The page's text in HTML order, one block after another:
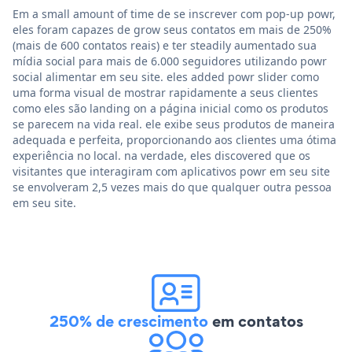
Em a small amount of time de se inscrever com pop-up powr,
eles foram capazes de grow seus contatos em mais de 250%
(mais de 600 contatos reais) e ter steadily aumentado sua
mídia social para mais de 6.000 seguidores utilizando powr
social alimentar em seu site. eles added powr slider como
uma forma visual de mostrar rapidamente a seus clientes
como eles são landing on a página inicial como os produtos
se parecem na vida real. ele exibe seus produtos de maneira
adequada e perfeita, proporcionando aos clientes uma ótima
experiência no local. na verdade, eles discovered que os
visitantes que interagiram com aplicativos powr em seu site
se envolveram 2,5 vezes mais do que qualquer outra pessoa
em seu site.
250% de crescimentoem contatos